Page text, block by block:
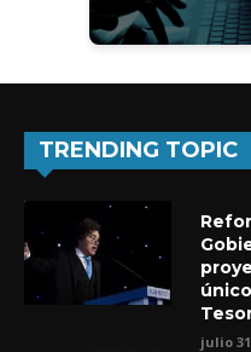
TRENDING TOPIC
julio